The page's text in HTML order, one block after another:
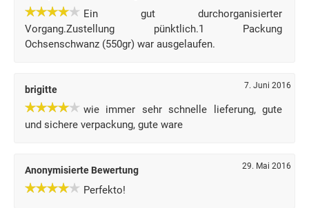
Ein gut durchorganisierter
Vorgang.Zustellung pünktlich.1 Packung
Ochsenschwanz (550gr) war ausgelaufen.
brigitte 7. Juni 2016
wie immer sehr schnelle lieferung, gute
und sichere verpackung, gute ware
Anonymisierte Bewertung 29. Mai 2016
Perfekto!